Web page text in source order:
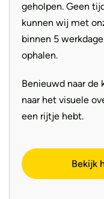
De plus (+) bij de
dat de fiets niet
170kg maar ook
fiets terug wanneer
bredere banden,
zuigers en de lucht
fietsers maar ook
bagage meeneemt
hogere fiets kiest.
geholpen. Geen
kunnen wij met
binnen 5
ophalen.
Benieuwd naar de
naar het visuele
een rijtje hebt.
Bekijk